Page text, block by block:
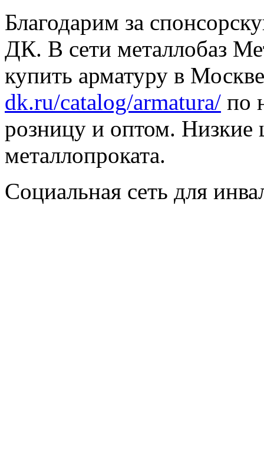
Благодарим за
ДК. В сети металлобаз
купить арматуру в
dk.ru/catalog/armatura/ по
розницу и оптом. Низкие
металлопроката.
Социальная сеть для